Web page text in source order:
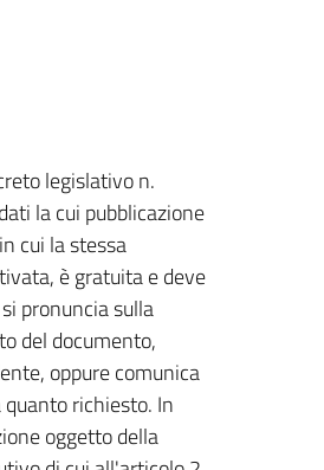
legislativo n.
la cui pubblicazione
cui la stessa
è gratuita e deve
pronuncia sulla
del documento,
oppure comunica
richiesto. In
oggetto della